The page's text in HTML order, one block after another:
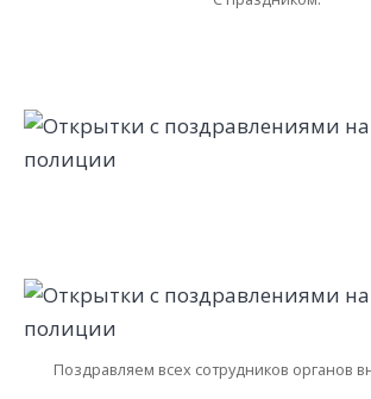
Поздравляем всех сотрудников органов